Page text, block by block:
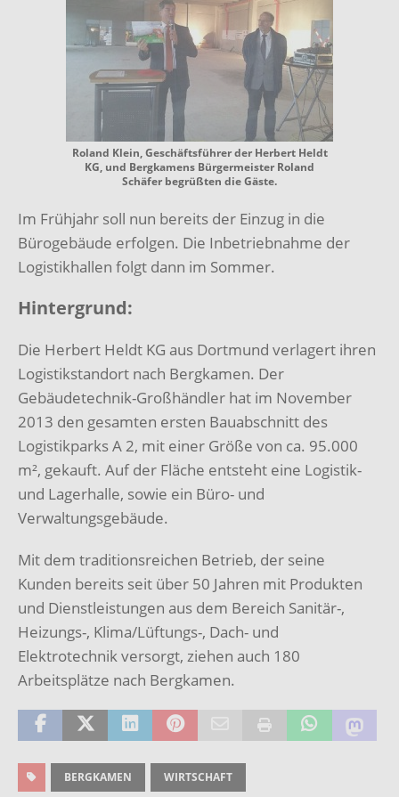
Roland Klein, Geschäftsführer der Herbert Heldt
KG, und Bergkamens Bürgermeister Roland
Schäfer begrüßten die Gäste.
Im Frühjahr soll nun bereits der Einzug in die
Bürogebäude erfolgen. Die Inbetriebnahme der
Logistikhallen folgt dann im Sommer.
Hintergrund:
Die Herbert Heldt KG aus Dortmund verlagert ihren
Logistikstandort nach Bergkamen. Der
Gebäudetechnik-Großhändler hat im November
2013 den gesamten ersten Bauabschnitt des
Logistikparks A 2, mit einer Größe von ca. 95.000
m², gekauft. Auf der Fläche entsteht eine Logistik-
und Lagerhalle, sowie ein Büro- und
Verwaltungsgebäude.
Mit dem traditionsreichen Betrieb, der seine
Kunden bereits seit über 50 Jahren mit Produkten
und Dienstleistungen aus dem Bereich Sanitär-,
Heizungs-, Klima/Lüftungs-, Dach- und
Elektrotechnik versorgt, ziehen auch 180
Arbeitsplätze nach Bergkamen.
BERGKAMEN WIRTSCHAFT